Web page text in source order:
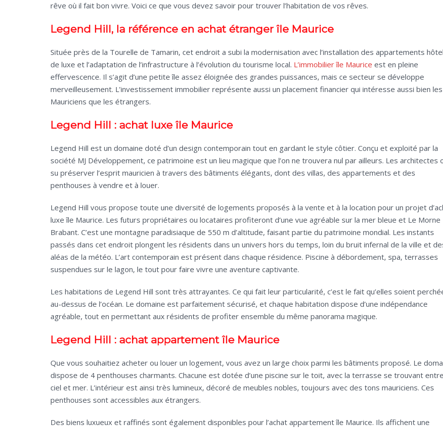
rêve où il fait bon vivre. Voici ce que vous devez savoir pour trouver l’habitation de vos rêves.
Legend Hill, la référence en achat étranger île Maurice
Située près de la Tourelle de Tamarin, cet endroit a subi la modernisation avec l’installation des appartements
de luxe et l’adaptation de l’infrastructure à l’évolution du tourisme local. L’immobilier île Maurice est en pleine
effervescence. Il s’agit d’une petite île assez éloignée des grandes puissances, mais ce secteur se développe
merveilleusement. L’investissement immobilier représente aussi un placement financier qui intéresse aussi bien les
Mauriciens que les étrangers.
Legend Hill : achat luxe île Maurice
Legend Hill est un domaine doté d’un design contemporain tout en gardant le style côtier. Conçu et exploité par la
société MJ Développement, ce patrimoine est un lieu magique que l’on ne trouvera nul par ailleurs. Les architectes
su préserver l’esprit mauricien à travers des bâtiments élégants, dont des villas, des appartements et des
penthouses à vendre et à louer.
Legend Hill vous propose toute une diversité de logements proposés à la vente et à la location pour un projet
luxe île Maurice. Les futurs propriétaires ou locataires profiteront d’une vue agréable sur la mer bleue et Le Morne
Brabant. C’est une montagne paradisiaque de 550 m d’altitude, faisant partie du patrimoine mondial. Les instants
passés dans cet endroit plongent les résidents dans un univers hors du temps, loin du bruit infernal de la ville et
aléas de la météo. L’art contemporain est présent dans chaque résidence. Piscine à débordement, spa, terrasses
suspendues sur le lagon, le tout pour faire vivre une aventure captivante.
Les habitations de Legend Hill sont très attrayantes. Ce qui fait leur particularité, c’est le fait qu’elles soient
au-dessus de l’océan. Le domaine est parfaitement sécurisé, et chaque habitation dispose d’une indépendance
agréable, tout en permettant aux résidents de profiter ensemble du même panorama magique.
Legend Hill : achat appartement île Maurice
Que vous souhaitiez acheter ou louer un logement, vous avez un large choix parmi les bâtiments proposé. Le
dispose de 4 penthouses charmants. Chacune est dotée d’une piscine sur le toit, avec la terrasse se trouvant entre
ciel et mer. L’intérieur est ainsi très lumineux, décoré de meubles nobles, toujours avec des tons mauriciens. Ces
penthouses sont accessibles aux étrangers.
Des biens luxueux et raffinés sont également disponibles pour l’achat appartement île Maurice. Ils affichent une